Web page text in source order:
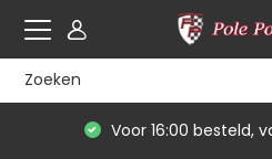
Voor 16:00 besteld,